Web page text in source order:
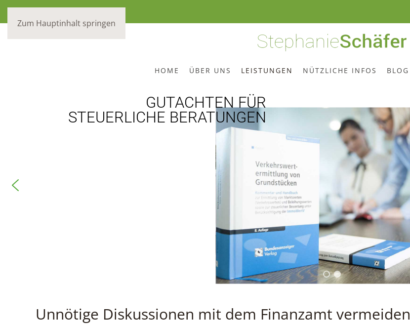
Zum Hauptinhalt springen
HOME ÜBER UNS LEISTUNGEN NÜTZLICHE INFOS BLOG
GUTACHTEN FÜR
STEUERLICHE BERATUNGEN
Unnötige Diskussionen mit dem Finanzamt vermeiden